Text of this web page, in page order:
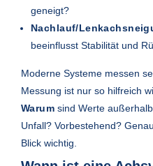
geneigt?
Nachlauf/
beeinflusst Stabilität und
Moderne Systeme messen
Messung ist nur so hilfreich
Warum sind Werte
Unfall? Vorbestehend?
Blick wichtig.